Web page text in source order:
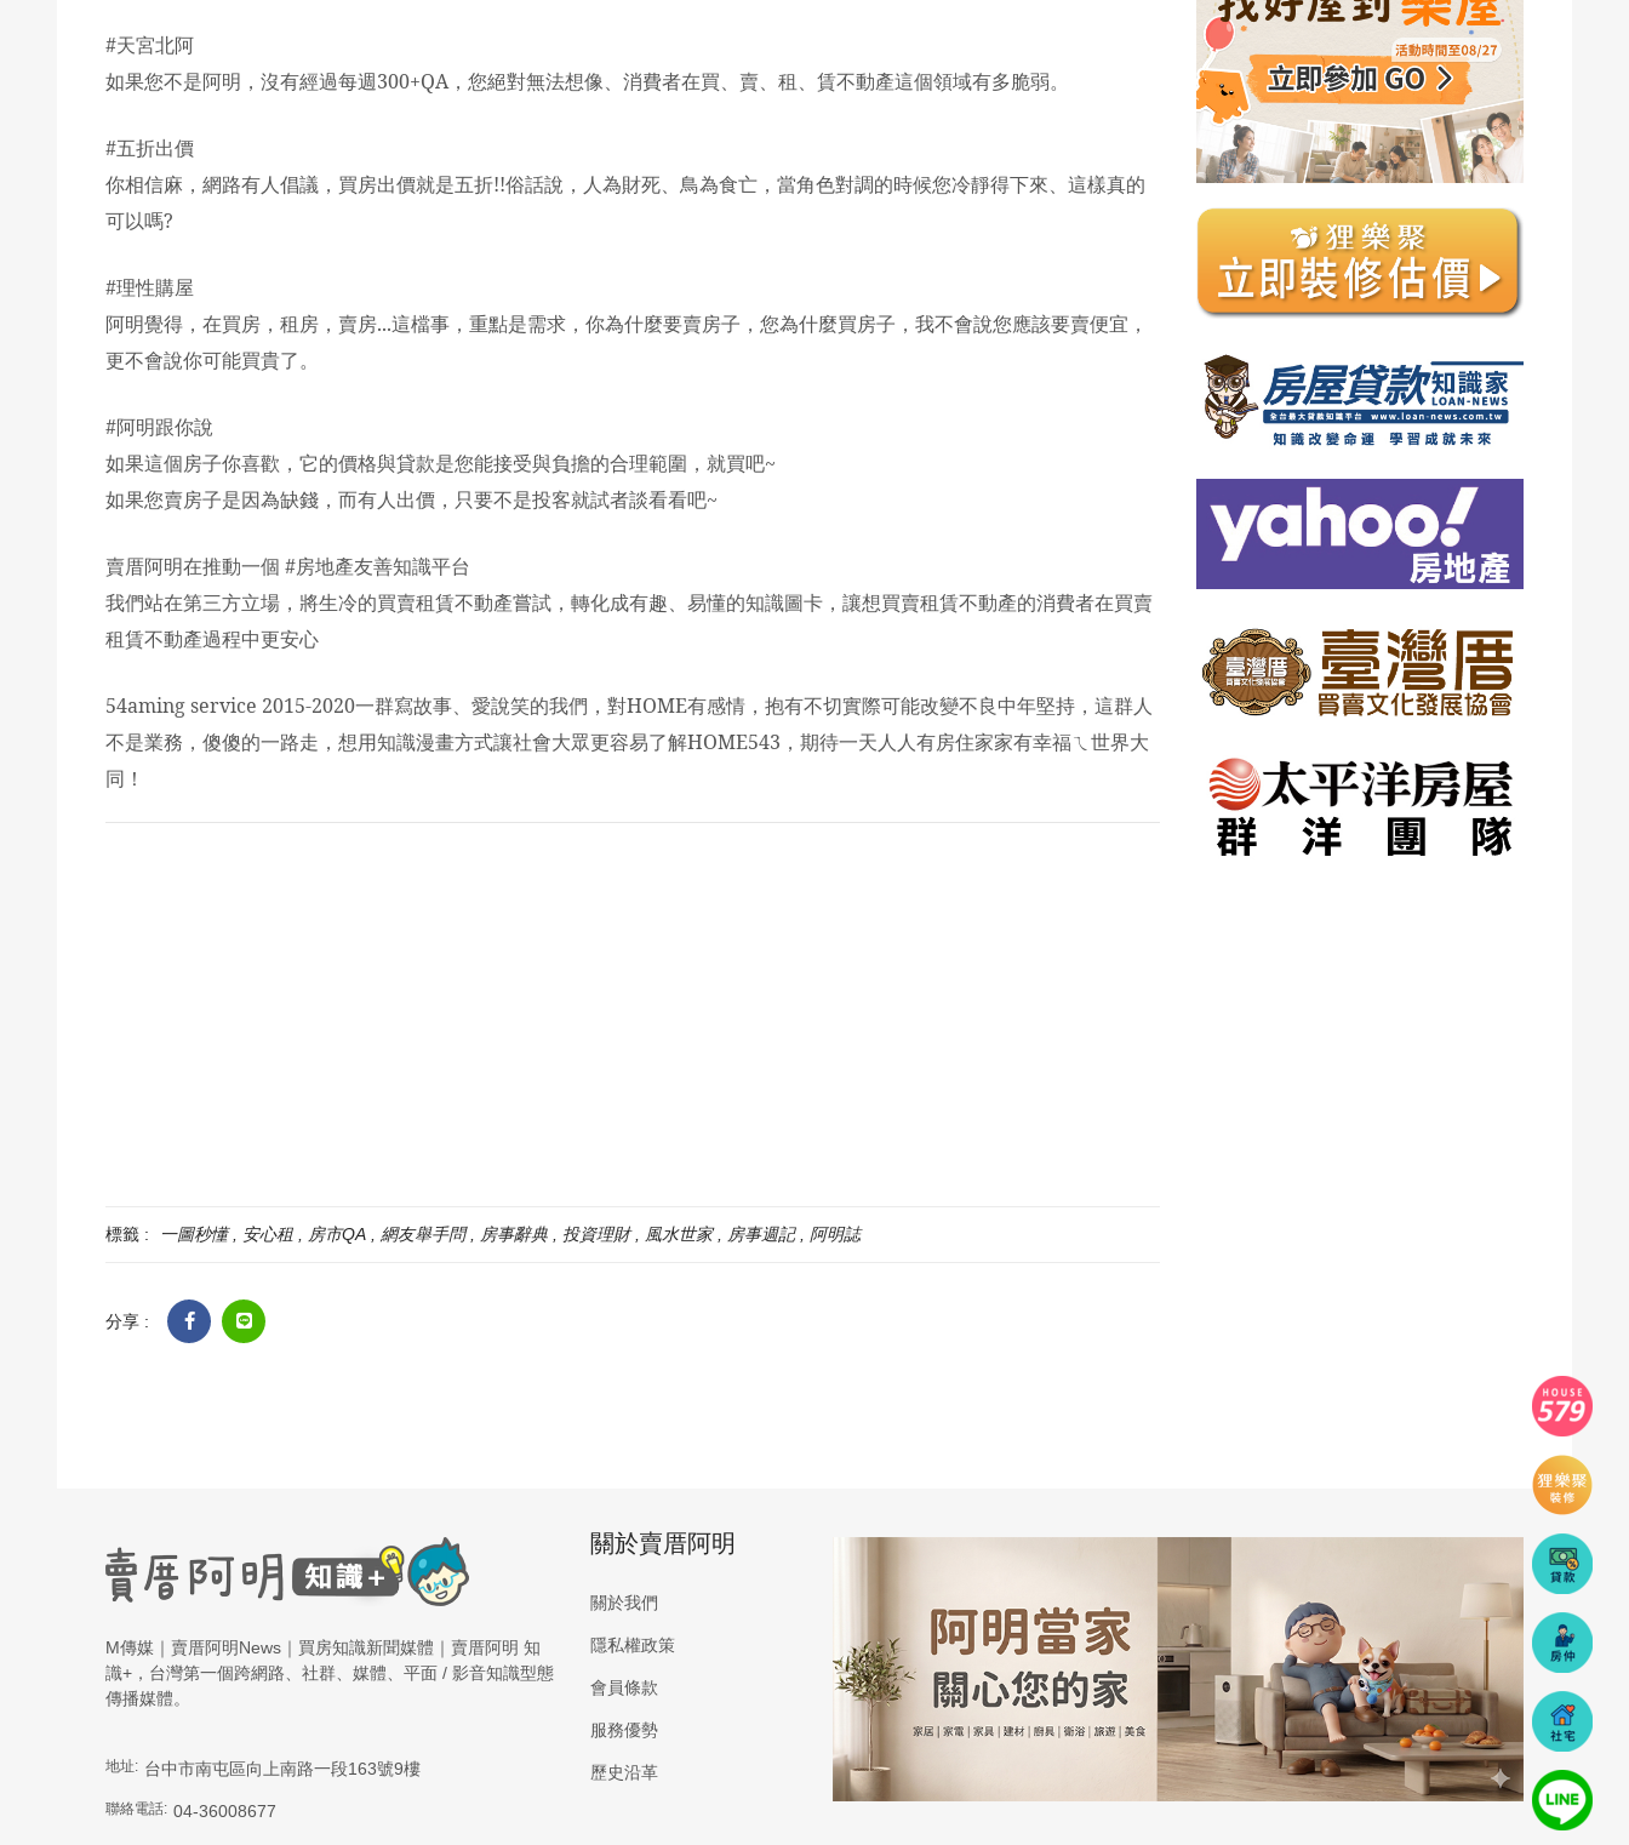
#天宮北阿
如果您不是阿明，沒有經過每週300+QA，您絕對無法想像、消費者在買、賣、租、賃不動產這個領域有多脆弱。
#五折出價
你相信麻，網路有人倡議，買房出價就是五折!!俗話說，人為財死、鳥為食亡，當角色對調的時候您冷靜得下來、 這樣真的
可以嗎?
#理性購屋
阿明覺得，在買房，租房，賣房...這檔事，重點是需求，你為什麼要賣房子，您為什麼買房子，我不會說您應該要賣便宜，
更不會說你可能買貴了。
#阿明跟你說
如果這個房子你喜歡，它的價格與貸款是您能接受與負擔的合理範圍，就買吧~
如果您賣房子是因為缺錢，而有人出價，只要不是投客就試者談看看吧~
賣厝阿明在推動一個 #房地產友善知識平台
我們站在第三方立場，將生冷的買賣租賃不動產嘗試，轉化成有趣、易懂的知識圖卡，讓想買賣租賃不動產的消費者在買賣
租賃不動產過程中更安心
54aming service 2015-2020一群寫故事、愛說笑的我們，對HOME有感情， 抱有不切實際可能改變不良中年堅持，這群人
不是業務，傻傻的一路走， 想用知識漫畫方式讓社會大眾更容易了解HOME543， 期待一天人人有房住家家有幸福ㄟ世界大
同！
標籤 : 一圖秒懂 安心租 房市QA 網友舉手問 房事辭典 投資理財 風水世家 房事週記 阿明誌
分享 :
M傳媒｜賣厝阿明News｜買房知識新聞媒體｜賣厝阿明 知
識+，台灣第一個跨網路、社群、媒體、平面 / 影音知識型態
傳播媒體。
地址: 台中市南屯區向上南路一段163號9樓
聯絡電話: 04-36008677
關於賣厝阿明
關於我們
隱私權政策
會員條款
服務優勢
歷史沿革